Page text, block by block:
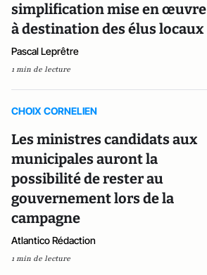
simplification mise en œuvre
à destination des élus locaux
Pascal Leprêtre
1 min de lecture
CHOIX CORNELIEN
Les ministres candidats aux
municipales auront la
possibilité de rester au
gouvernement lors de la
campagne
Atlantico Rédaction
1 min de lecture